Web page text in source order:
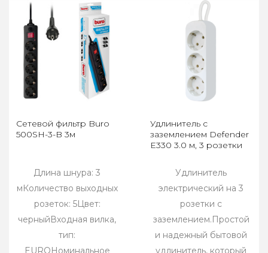
Сетевой фильтр Buro
500SH-3-B 3м
Длина шнура: 3
мКоличество выходных
розеток: 5Цвет:
черныйВходная вилка,
тип:
EUROНоминальное
Удлинитель с
заземлением Defender
E330 3.0 м, 3 розетки
Удлинитель
электрический на 3
розетки с
заземлением.Простой
и надежный бытовой
удлинитель, который